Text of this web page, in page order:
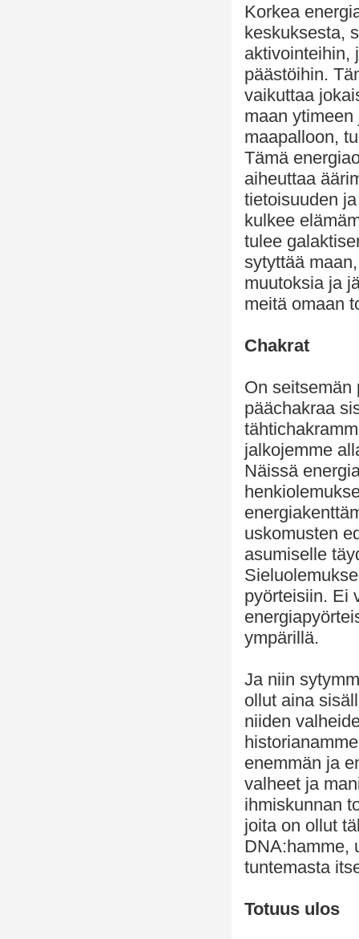
Korkea
keskuksesta,
aktivointeihin,
päästöihin.
vaikuttaa
maan
maapalloon,
Tämä
aiheuttaa
tietoisuuden
kulkee
tulee
sytyttää
muutoksia ja
meitä omaan
Chakrat
On seitsemän
päächakraa
jalkojemme
Näissä
uskomusten
asumiselle
pyörteisiin. Ei
ympärillä.
Ja niin
ollut aina
niiden
enemmän ja
valheet ja
ihmiskunnan
joita on ollut
DNA:hamme,
tuntemasta
Totuus ulos